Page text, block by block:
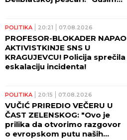
POLITIKA 20:21 07.08.2026
PROFESOR-BLOKADER NAPAO
AKTIVISTKINJE SNS U
KRAGUJEVCU! Policija sprečila
eskalaciju incidenta!
POLITIKA 20:15 07.08.2026
VUČIĆ PRIREDIO VEČERU U
ČAST ZELENSKOG: "Ovo je
prilika da otvorimo razgovor
o evropskom putu naših